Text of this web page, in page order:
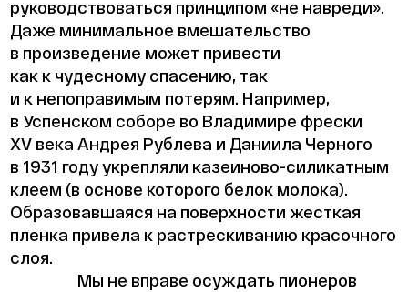
руководствоваться принципом «не навреди».
Даже минимальное вмешательство
в произведение может привести
как к чудесному спасению, так
и к непоправимым потерям. Например,
в Успенском соборе во Владимире фрески
XV века Андрея Рублева и Даниила Черного
в 1931 году укрепляли казеиново-силикатным
клеем (в основе которого белок молока).
Образовавшаяся на поверхности жесткая
пленка привела к растрескиванию красочного
слоя.
Мы не вправе осуждать пионеров